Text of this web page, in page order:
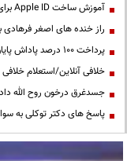
آموزش ساخت Apple ID برای کاربران ایرانی
راز خنده های اصغر
پرداخت ۱۰۰ درصد پاداش پایان خدمت فرهنگیان
خلافی آنلاین/استعلام
جسدغرق درخون روح الله
پاسخ های دکتر توکلی به